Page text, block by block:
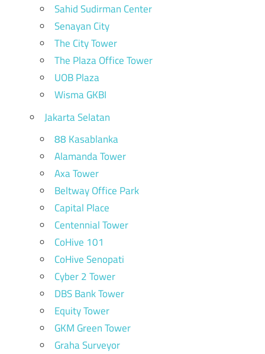
Sahid Sudirman Center
Senayan City
The City Tower
The Plaza Office Tower
UOB Plaza
Wisma GKBI
Jakarta Selatan
88 Kasablanka
Alamanda Tower
Axa Tower
Beltway Office Park
Capital Place
Centennial Tower
CoHive 101
CoHive Senopati
Cyber 2 Tower
DBS Bank Tower
Equity Tower
GKM Green Tower
Graha Surveyor